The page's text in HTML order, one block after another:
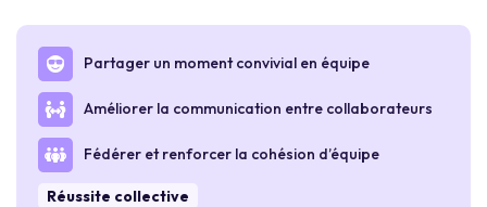
Partager un moment convivial en équipe
Améliorer la communication entre collaborateurs
Fédérer et renforcer la cohésion d’équipe
Réussite collective